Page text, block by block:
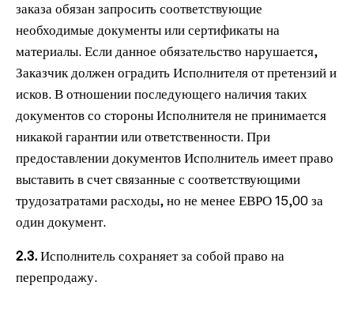
заказа обязан запросить соответствующие
необходимые документы или сертификаты на
материалы. Если данное обязательство нарушается,
Заказчик должен оградить Исполнителя от претензий и
исков. В отношении последующего наличия таких
документов со стороны Исполнителя не принимается
никакой гарантии или ответственности. При
предоставлении документов Исполнитель имеет право
выставить в счет связанные с соответствующими
трудозатратами расходы, но не менее ЕВРО 15,00 за
один документ.
2.3. Исполнитель сохраняет за собой право на
перепродажу.